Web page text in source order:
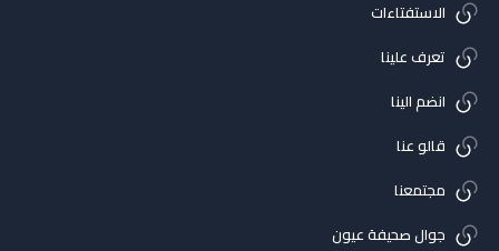
الاستفتاءات
تعرف علينا
انضم الينا
قالو عنا
مجتمعنا
جوال صحيفة عيون